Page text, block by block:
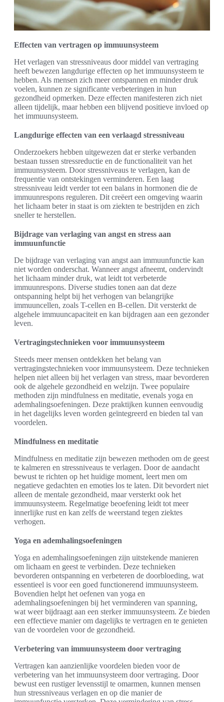
Effecten van vertragen op immuunsysteem
Het verlagen van stressniveaus door middel van vertraging
heeft bewezen langdurige effecten op het immuunsysteem te
hebben. Als mensen zich meer ontspannen en minder druk
voelen, kunnen ze significante verbeteringen in hun
gezondheid opmerken. Deze effecten manifesteren zich niet
alleen tijdelijk, maar hebben een blijvend positieve invloed op
het immuunsysteem.
Langdurige effecten van een verlaagd stressniveau
Onderzoekers hebben uitgewezen dat er sterke verbanden
bestaan tussen stressreductie en de functionaliteit van het
immuunsysteem. Door stressniveaus te verlagen, kan de
frequentie van ontstekingen verminderen. Een laag
stressniveau leidt verder tot een balans in hormonen die de
immuunrespons reguleren. Dit creëert een omgeving waarin
het lichaam beter in staat is om ziekten te bestrijden en zich
sneller te herstellen.
Bijdrage van verlaging van angst en stress aan
immuunfunctie
De bijdrage van verlaging van angst aan immuunfunctie kan
niet worden onderschat. Wanneer angst afneemt, ondervindt
het lichaam minder druk, wat leidt tot verbeterde
immuunrespons. Diverse studies tonen aan dat deze
ontspanning helpt bij het verhogen van belangrijke
immuuncellen, zoals T-cellen en B-cellen. Dit versterkt de
algehele immuuncapaciteit en kan bijdragen aan een gezonder
leven.
Vertragingstechnieken voor immuunsysteem
Steeds meer mensen ontdekken het belang van
vertragingstechnieken voor immuunsysteem. Deze technieken
helpen niet alleen bij het verlagen van stress, maar bevorderen
ook de algehele gezondheid en welzijn. Twee populaire
methoden zijn mindfulness en meditatie, evenals yoga en
ademhalingsoefeningen. Deze praktijken kunnen eenvoudig
in het dagelijks leven worden geïntegreerd en bieden tal van
voordelen.
Mindfulness en meditatie
Mindfulness en meditatie zijn bewezen methoden om de geest
te kalmeren en stressniveaus te verlagen. Door de aandacht
bewust te richten op het huidige moment, leert men om
negatieve gedachten en emoties los te laten. Dit bevordert niet
alleen de mentale gezondheid, maar versterkt ook het
immuunsysteem. Regelmatige beoefening leidt tot meer
innerlijke rust en kan zelfs de weerstand tegen ziektes
verhogen.
Yoga en ademhalingsoefeningen
Yoga en ademhalingsoefeningen zijn uitstekende manieren
om lichaam en geest te verbinden. Deze technieken
bevorderen ontspanning en verbeteren de doorbloeding, wat
essentieel is voor een goed functionerend immuunsysteem.
Bovendien helpt het oefenen van yoga en
ademhalingsoefeningen bij het verminderen van spanning,
wat weer bijdraagt aan een sterker immuunsysteem. Ze bieden
een effectieve manier om dagelijks te vertragen en te genieten
van de voordelen voor de gezondheid.
Verbetering van immuunsysteem door vertraging
Vertragen kan aanzienlijke voordelen bieden voor de
verbetering van het immuunsysteem door vertraging. Door
bewust een rustiger levensstijl te omarmen, kunnen mensen
hun stressniveaus verlagen en op die manier de